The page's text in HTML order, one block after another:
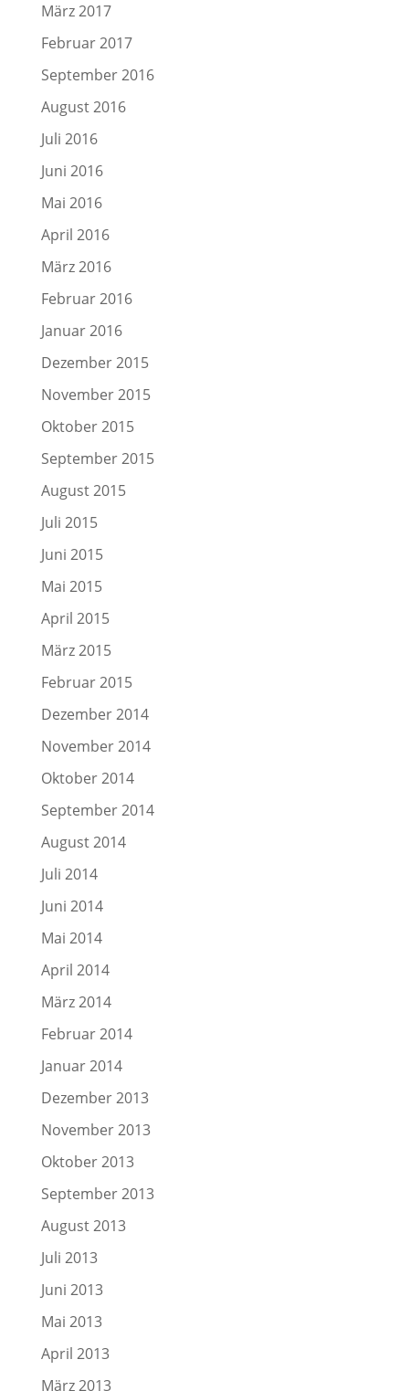
März 2017
Februar 2017
September 2016
August 2016
Juli 2016
Juni 2016
Mai 2016
April 2016
März 2016
Februar 2016
Januar 2016
Dezember 2015
November 2015
Oktober 2015
September 2015
August 2015
Juli 2015
Juni 2015
Mai 2015
April 2015
März 2015
Februar 2015
Dezember 2014
November 2014
Oktober 2014
September 2014
August 2014
Juli 2014
Juni 2014
Mai 2014
April 2014
März 2014
Februar 2014
Januar 2014
Dezember 2013
November 2013
Oktober 2013
September 2013
August 2013
Juli 2013
Juni 2013
Mai 2013
April 2013
März 2013